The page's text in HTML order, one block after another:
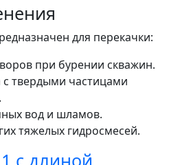
для перекачки:
при бурении скважин.
твердыми частицами
вод и шламов.
тяжелых гидросмесей.